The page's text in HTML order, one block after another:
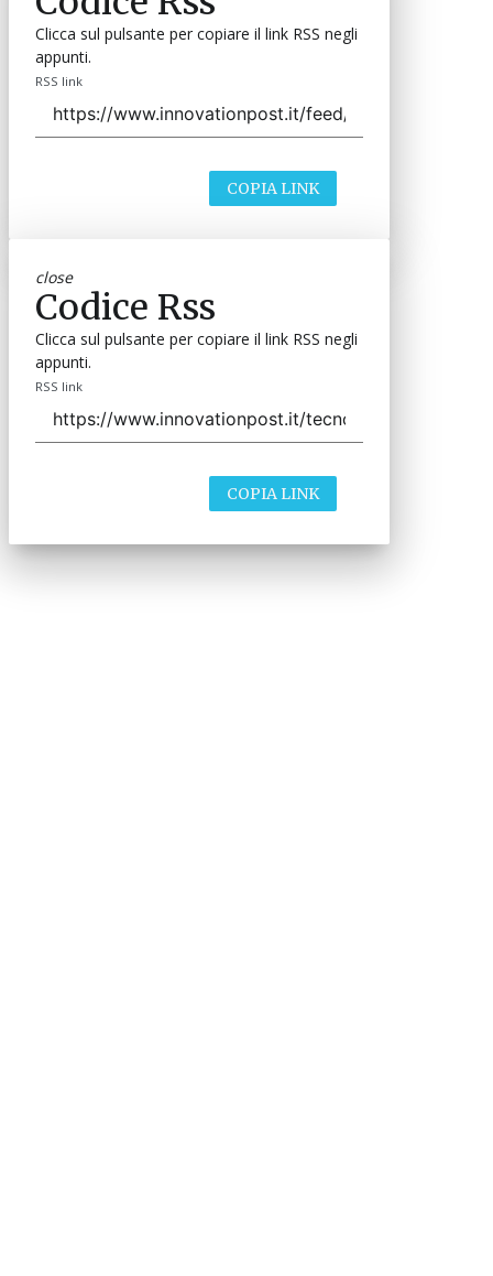
Clicca sul pulsante per copiare il link RSS negli
appunti.
RSS link
COPIA LINK
close
Codice Rss
Clicca sul pulsante per copiare il link RSS negli
appunti.
RSS link
COPIA LINK